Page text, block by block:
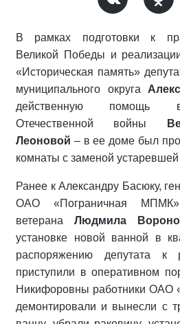
В рамках подготовки к
Великой Победы и
«Историческая память»
муниципального округа
действенную помощь
Отечественной войны
Леоновой – в ее доме был
комнаты с заменой устаревшей
Ранее к Александру Басюку,
ОАО «Пограничная
ветерана Людмила
установке новой ванной в
распоряжению депутата к
приступили в оперативном
Никифоровны работники ОАО
демонтировали и вынесли с